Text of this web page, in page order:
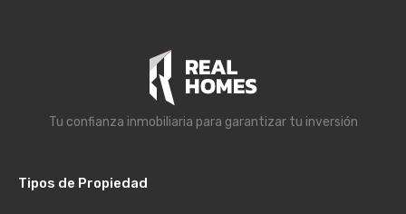
Tu confianza inmobiliaria para garantizar tu inversión
Tipos de Propiedad